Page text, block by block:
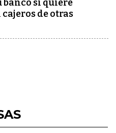
banco si quiere
de otras